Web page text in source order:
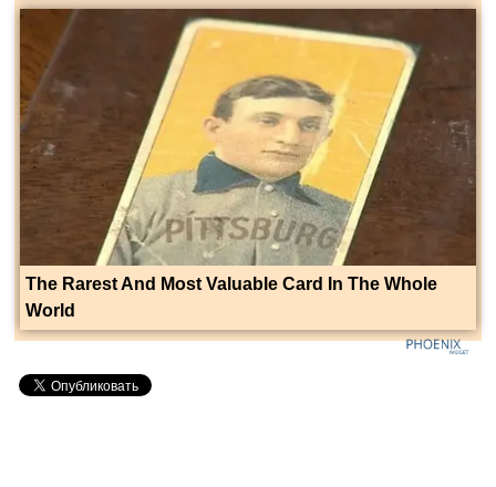
The Rarest And Most Valuable Card In The Whole
World